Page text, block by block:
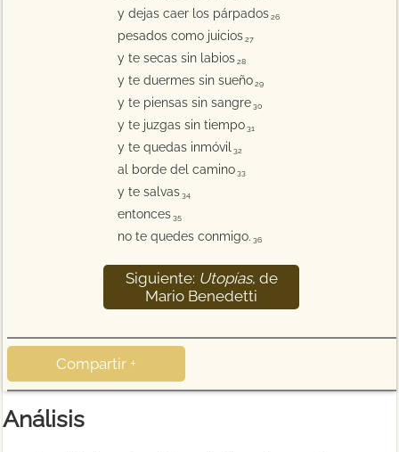
y dejas caer los párpados 26
pesados como juicios 27
y te secas sin labios 28
y te duermes sin sueño 29
y te piensas sin sangre 30
y te juzgas sin tiempo 31
y te quedas inmóvil 32
al borde del camino 33
y te salvas 34
entonces 35
no te quedes conmigo. 36
Siguiente: Utopías, de
Mario Benedetti
Compartir +
Análisis